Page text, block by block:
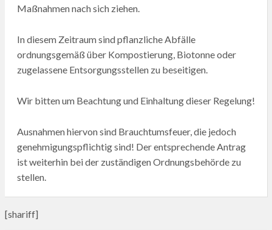
Maßnahmen nach sich ziehen.
In diesem Zeitraum sind pflanzliche Abfälle
ordnungsgemäß über Kompostierung, Biotonne oder
zugelassene Entsorgungsstellen zu beseitigen.
Wir bitten um Beachtung und Einhaltung dieser Regelung!
Ausnahmen hiervon sind Brauchtumsfeuer, die jedoch
genehmigungspflichtig sind! Der entsprechende Antrag
ist weiterhin bei der zuständigen Ordnungsbehörde zu
stellen.
[shariff]